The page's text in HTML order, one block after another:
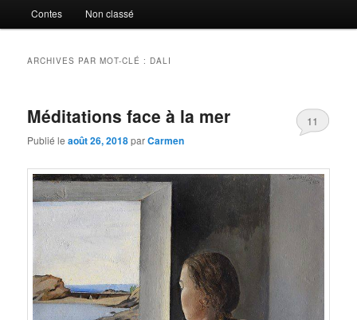
Contes Non classé
ARCHIVES PAR MOT-CLÉ : DALI
Méditations face à la mer
Publié leaoût 26, 2018parCarmen
11